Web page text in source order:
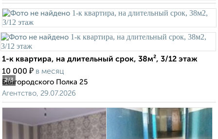
2/3
1-к квартира, на длительный срок, 38м², 3/12 этаж
10 000 ₽ в месяц
Белгородского Полка 25
Агентство, 29.07.2026